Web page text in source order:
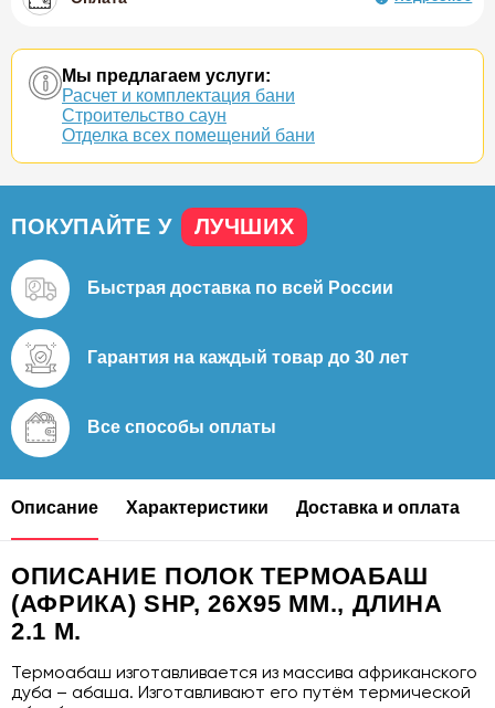
Мы предлагаем услуги:
Расчет и комплектация бани
Строительство саун
Отделка всех помещений бани
ПОКУПАЙТЕ У ЛУЧШИХ
Быстрая доставка по всей России
Гарантия на каждый товар до 30 лет
Все способы оплаты
Описание Характеристики Доставка и оплата
ОПИСАНИЕ ПОЛОК ТЕРМОАБАШ
(АФРИКА) SHP, 26Х95 ММ., ДЛИНА
2.1 М.
Термоабаш изготавливается из массива африканского
дуба – абаша. Изготавливают его путём термической